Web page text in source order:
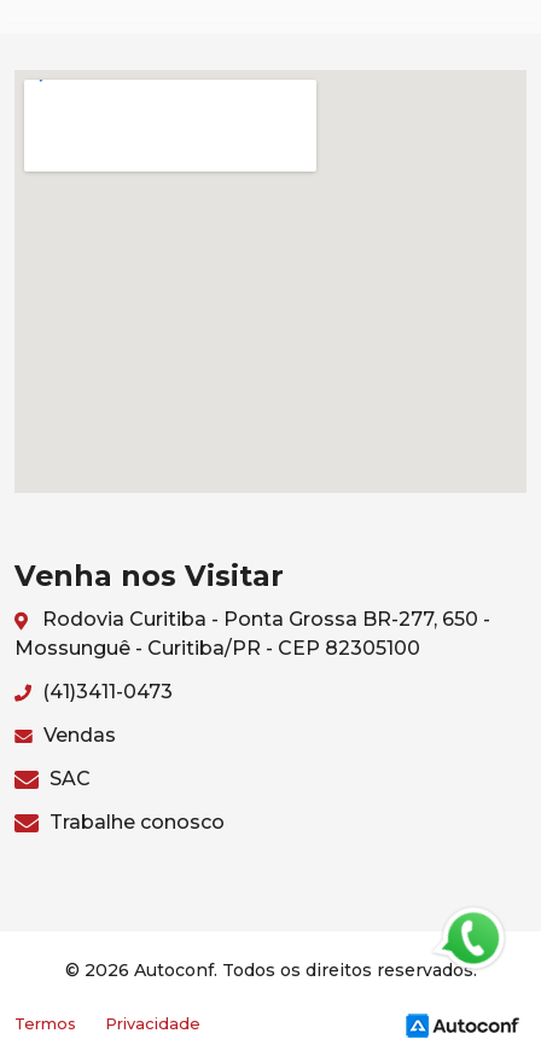
Venha nos Visitar
Rodovia Curitiba - Ponta Grossa BR-277, 650 -
Mossunguê - Curitiba/PR - CEP 82305100
(41)3411-0473
Vendas
SAC
Trabalhe conosco
© 2026 Autoconf. Todos os direitos reservados.
Termos Privacidade